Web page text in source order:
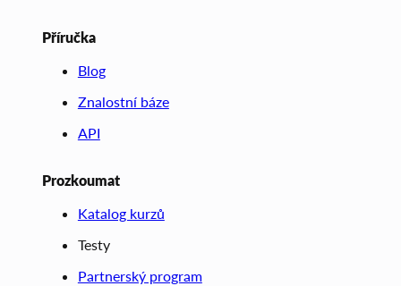
Příručka
Blog
Znalostní báze
API
Prozkoumat
Katalog kurzů
Testy
Partnerský program